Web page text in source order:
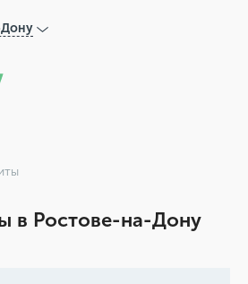
в Ростове-на-Дону